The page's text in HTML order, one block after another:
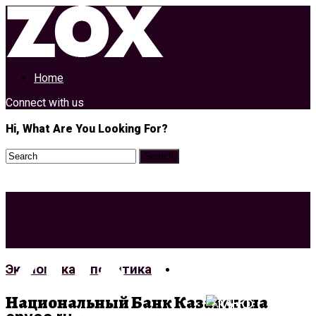
Home
Connect with us
Hi, What Are You Looking For?
Экономика и политика
Национальный Банк Казахстана